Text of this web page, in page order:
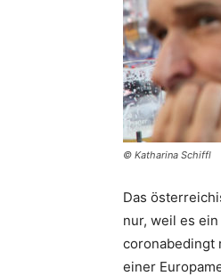
© Katharina Schiffl
Das
nur, weil es
coronabedingt
einer